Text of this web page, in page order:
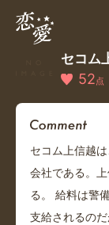
セコム
52点
セコム上信越
会社である。
る。 給料は警
支給されるの